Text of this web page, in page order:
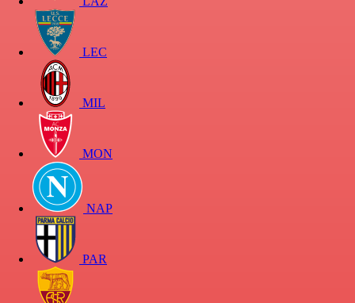
LEC
MIL
MON
NAP
PAR